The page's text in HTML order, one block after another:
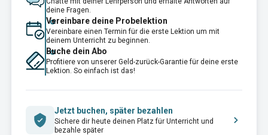
deine Fragen.
Vereinbare deine Probelektion
Vereinbare einen Termin für die erste Lektion um mit
deinem Unterricht zu beginnen.
Buche dein Abo
Profitiere von unserer Geld-zurück-Garantie für deine erste
Lektion. So einfach ist das!
Jetzt buchen, später bezahlen
Sichere dir heute deinen Platz für Unterricht und
bezahle später